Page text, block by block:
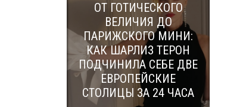
ОТ ГОТИЧЕСКОГО
ВЕЛИЧИЯ ДО
ПАРИЖСКОГО МИНИ:
КАК ШАРЛИЗ ТЕРОН
ПОДЧИНИЛА СЕБЕ ДВЕ
ЕВРОПЕЙСКИЕ
СТОЛИЦЫ ЗА 24 ЧАСА